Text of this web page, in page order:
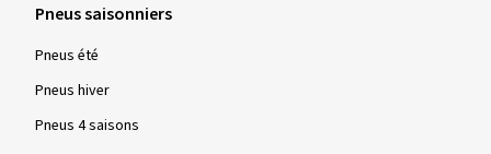
Pneus saisonniers
Pneus été
Pneus hiver
Pneus 4 saisons